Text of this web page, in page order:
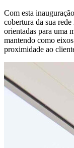
Com esta
cobertura da sua
orientadas para uma
mantendo como
proximidade ao